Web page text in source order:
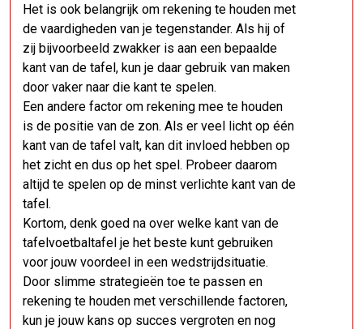
Het is ook belangrijk om rekening te houden met
de vaardigheden van je tegenstander. Als hij of
zij bijvoorbeeld zwakker is aan een bepaalde
kant van de tafel, kun je daar gebruik van maken
door vaker naar die kant te spelen.
Een andere factor om rekening mee te houden
is de positie van de zon. Als er veel licht op één
kant van de tafel valt, kan dit invloed hebben op
het zicht en dus op het spel. Probeer daarom
altijd te spelen op de minst verlichte kant van de
tafel.
Kortom, denk goed na over welke kant van de
tafelvoetbaltafel je het beste kunt gebruiken
voor jouw voordeel in een wedstrijdsituatie.
Door slimme strategieën toe te passen en
rekening te houden met verschillende factoren,
kun je jouw kans op succes vergroten en nog